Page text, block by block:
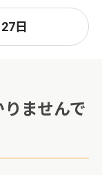
日
ませんで